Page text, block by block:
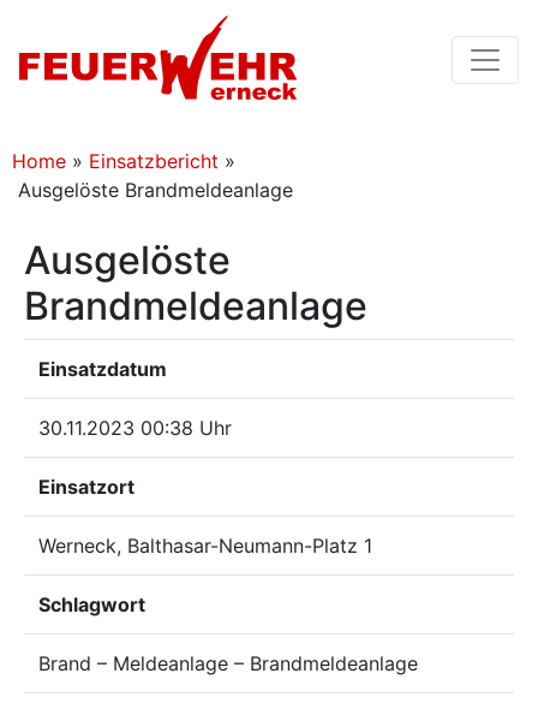
Home » Einsatzbericht »
Ausgelöste Brandmeldeanlage
Ausgelöste
Brandmeldeanlage
Einsatzdatum
30.11.2023 00:38 Uhr
Einsatzort
Werneck, Balthasar-Neumann-Platz 1
Schlagwort
Brand – Meldeanlage – Brandmeldeanlage